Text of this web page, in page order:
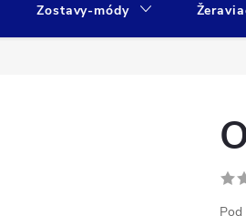
Zostavy-módy